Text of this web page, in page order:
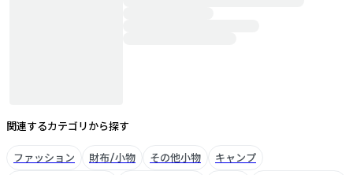
関連するカテゴリから探す
ファッション 財布/小物 その他小物
キャンプ